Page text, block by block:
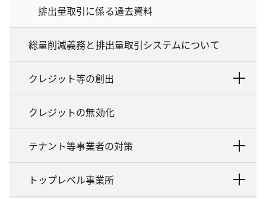
排出量取引に係る過去資料
総量削減義務と排出量取引システムについて
クレジット等の創出
クレジットの無効化
テナント等事業者の対策
トップレベル事業所